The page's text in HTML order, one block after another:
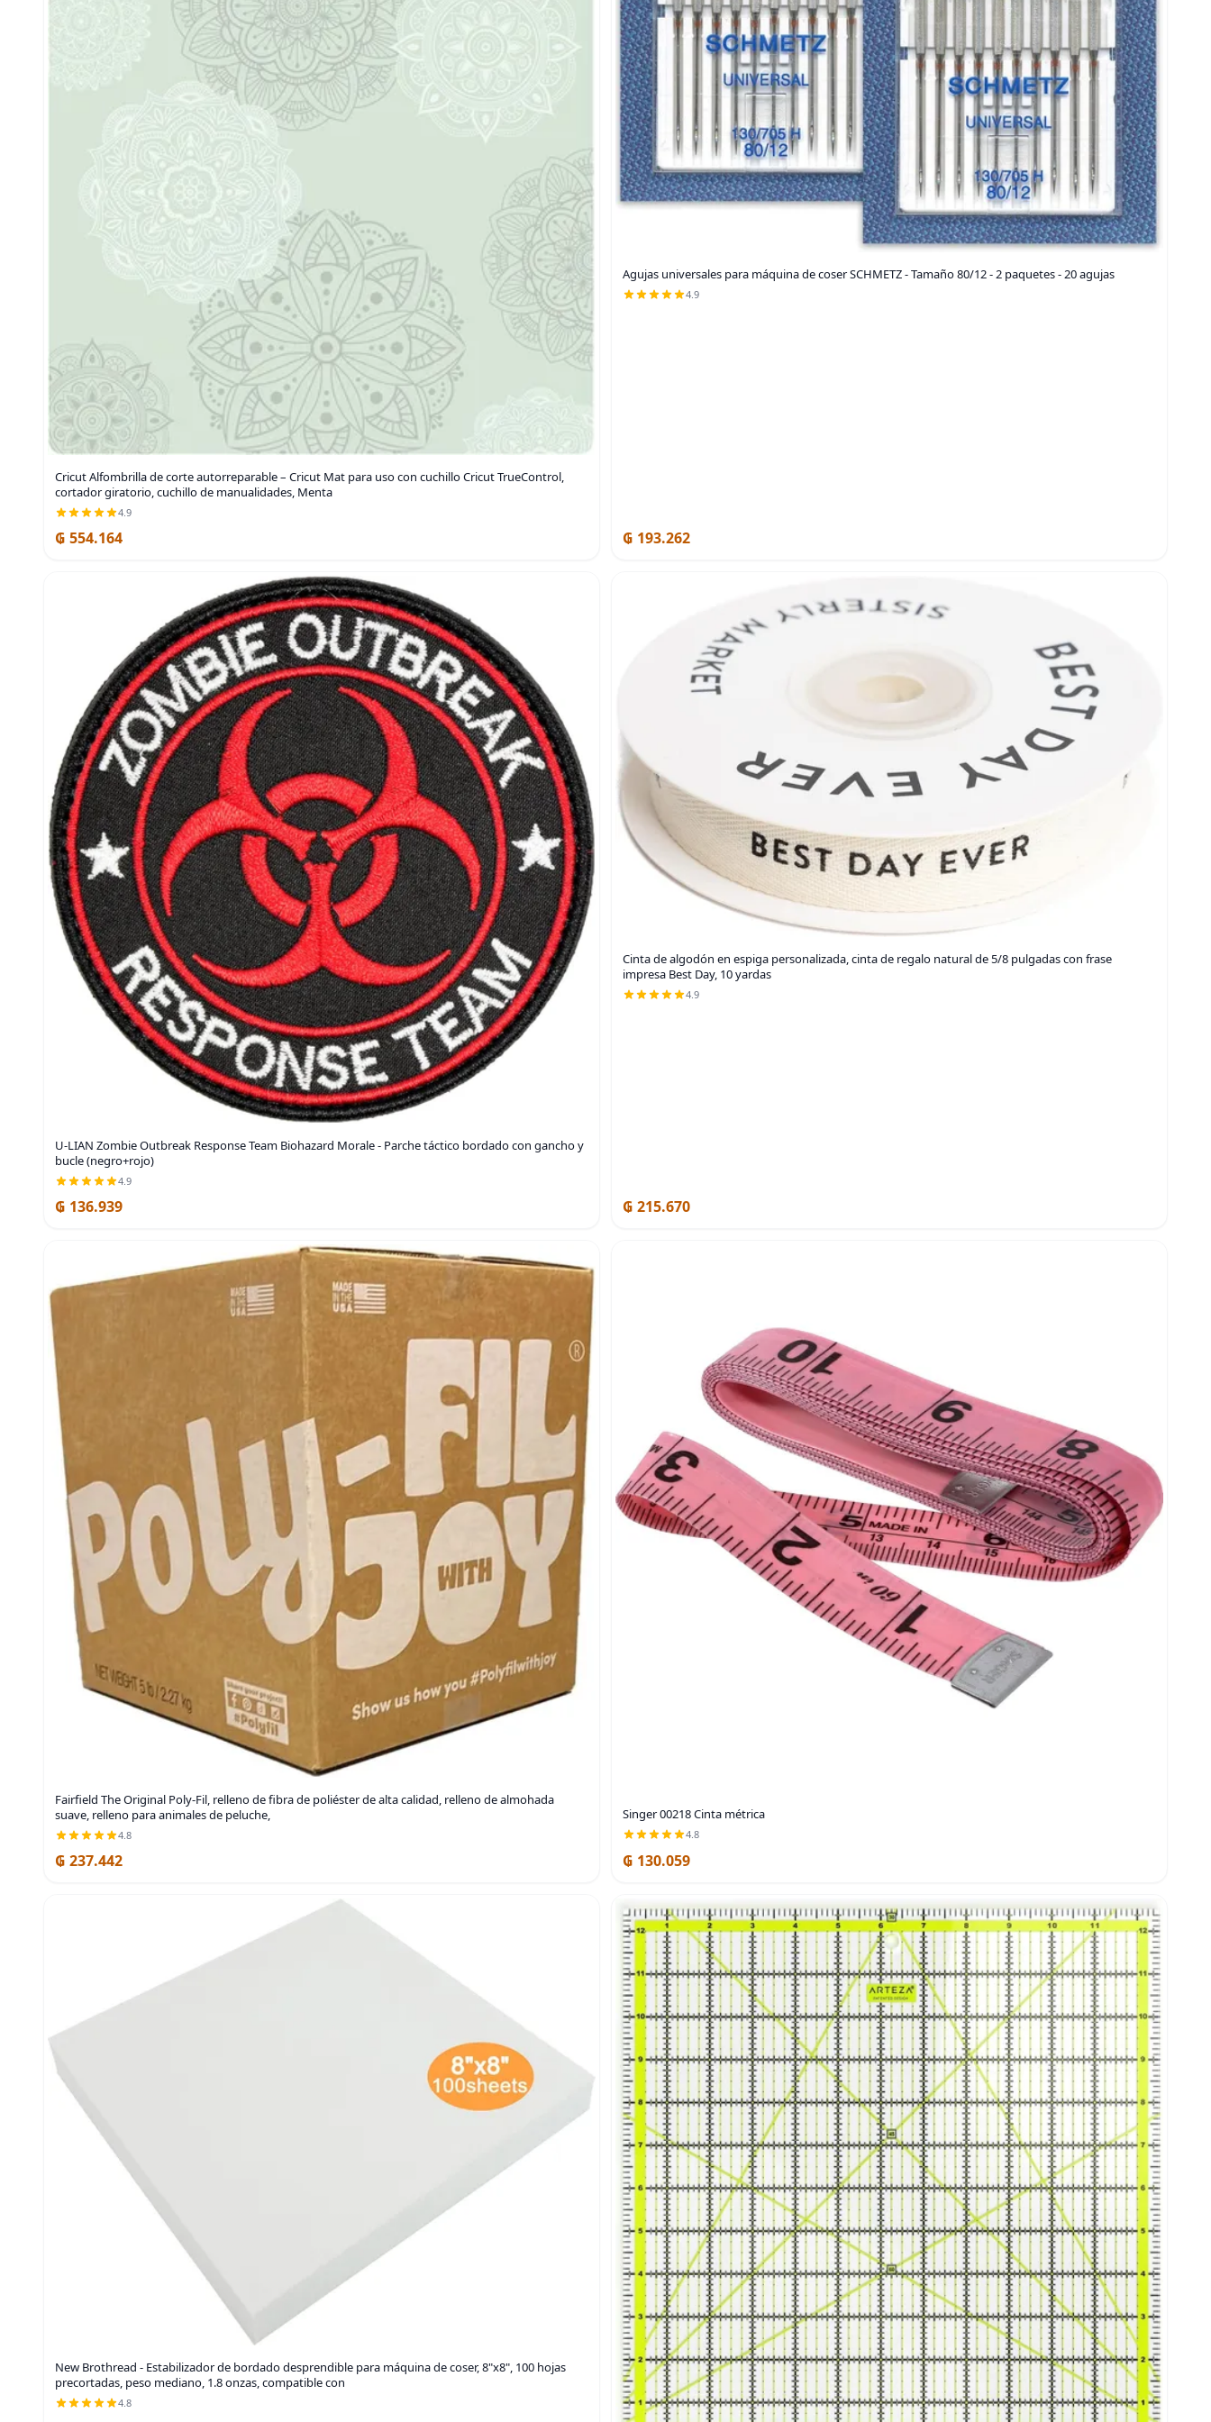
Cricut Alfombrilla de corte autorreparable – Cricut Mat para uso con cuchillo Cricut TrueControl,
cortador giratorio, cuchillo de manualidades, Menta
4.9
₲ 554.164
Agujas universales para máquina de coser SCHMETZ - Tamaño 80/12 - 2 paquetes - 20 agujas
4.9
₲ 193.262
U-LIAN Zombie Outbreak Response Team Biohazard Morale - Parche táctico bordado con gancho y
bucle (negro+rojo)
4.9
₲ 136.939
Cinta de algodón en espiga personalizada, cinta de regalo natural de 5/8 pulgadas con frase
impresa Best Day, 10 yardas
4.9
₲ 215.670
Fairfield The Original Poly-Fil, relleno de fibra de poliéster de alta calidad, relleno de almohada
suave, relleno para animales de peluche,
4.8
₲ 237.442
Singer 00218 Cinta métrica
4.8
₲ 130.059
New Brothread - Estabilizador de bordado desprendible para máquina de coser, 8"x8", 100 hojas
precortadas, peso mediano, 1.8 onzas, compatible con
4.8